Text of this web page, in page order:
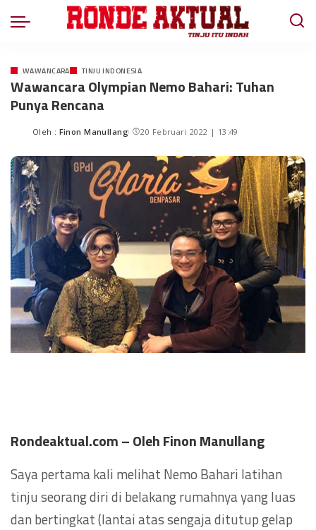
WAWANCARA TINJU INDONESIA
Wawancara Olympian Nemo Bahari: Tuhan
Punya Rencana
Oleh : Finon Manullang 20 Februari 2022 | 13:49
Rondeaktual.com – Oleh Finon Manullang
Saya pertama kali melihat Nemo Bahari latihan
tinju seorang diri di belakang rumahnya yang luas
dan bertingkat (lantai atas sengaja ditutup gelap